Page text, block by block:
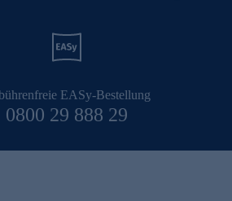
EASy-Bestellung
0800 29 888 29